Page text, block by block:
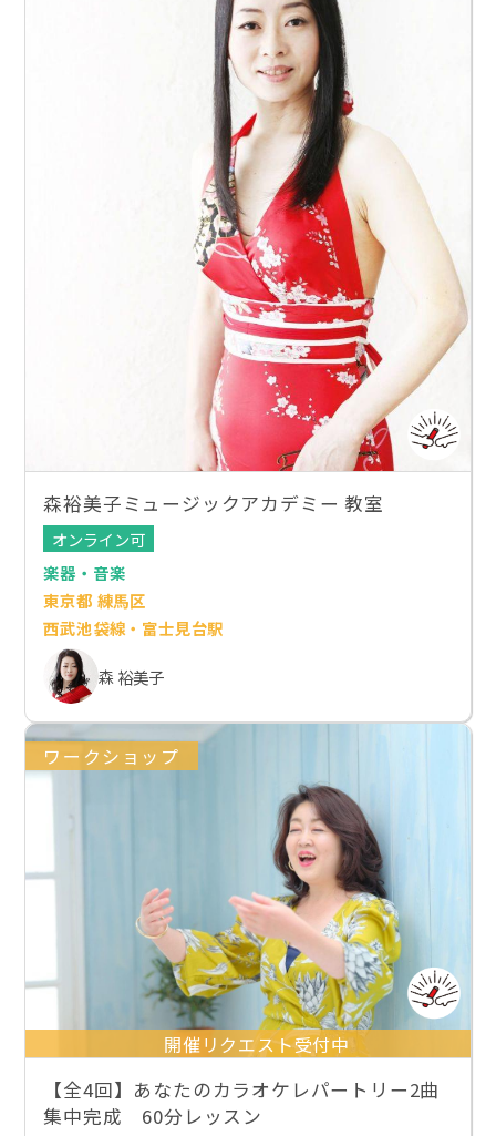
森裕美子ミュージックアカデミー 教室
オンライン可
楽器・音楽
東京都 練馬区
西武池袋線・富士見台駅
森 裕美子
ワークショップ
開催リクエスト受付中
【全4回】あなたのカラオケレパートリー2曲
集中完成 60分レッスン